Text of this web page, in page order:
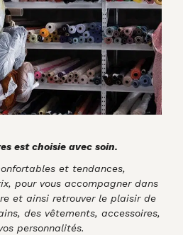
est choisie avec soin.
et tendances,
pour vous accompagner dans
et ainsi retrouver le plaisir de
des vêtements, accessoires,
personnalités.